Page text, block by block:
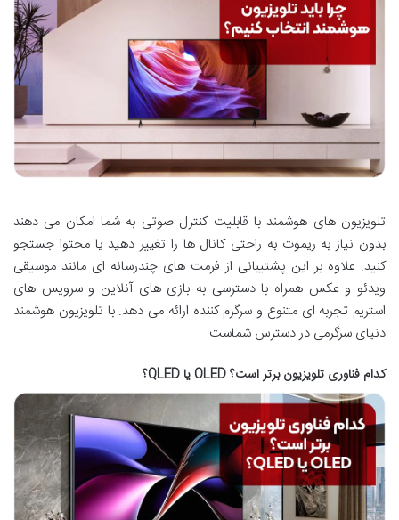
تلویزیون های هوشمند با قابلیت کنترل صوتی به شما امکان می دهند
بدون نیاز به ریموت به راحتی کانال ها را تغییر دهید یا محتوا جستجو
کنید. علاوه بر این پشتیبانی از فرمت های چندرسانه ای مانند موسیقی
ویدئو و عکس همراه با دسترسی به بازی های آنلاین و سرویس های
استریم تجربه ای متنوع و سرگرم کننده ارائه می دهد. با تلویزیون هوشمند
دنیای سرگرمی در دسترس شماست.
کدام فناوری تلویزیون برتر است؟ OLED یا QLED؟